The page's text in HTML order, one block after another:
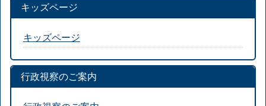
キッズページ
キッズページ
行政視察のご案内